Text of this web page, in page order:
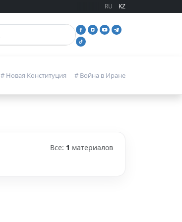
RU KZ
# Новая Конституция # Война в Иране
Все: 1 материалов